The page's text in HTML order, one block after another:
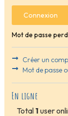
Connexion
Mot de passe
Créer un
Mot de passe
En ligne
Total 1 user